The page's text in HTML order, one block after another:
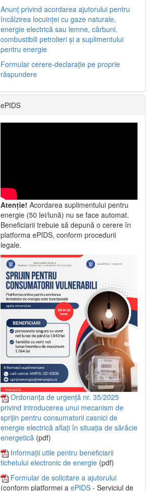
Anunț privind acordarea ajutorului pentru
încălzirea locuinței cu gaze naturale,
energie electrică sau lemne, cărbuni,
combustibili petrolieri și a suplimentului
pentru energie
Formular cerere-declarație pe proprie
răspundere
ePIDS
Atenție! Acordarea suplimentului pentru
energie (50 lei/lună) nu se face automat.
Beneficiarii trebuie să depună o cerere în
platforma ePIDS, conform procedurii
legale.
Ordonanța de urgență nr. 35/2025
privind introducerea unui mecanism de
sprijin pentru consumatorii casnici de
energie electrică aflați în situația de sărăcie
energetică (pdf)
Informații utile pentru beneficiarii
tichetului electronic de energie (pdf)
Formular de solicitare a ajutorului
(conform platformei a ePIDS - Serviciul de